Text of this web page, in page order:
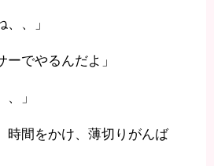
、」
でやるんだよ」
」
時間をかけ、薄切りがんば